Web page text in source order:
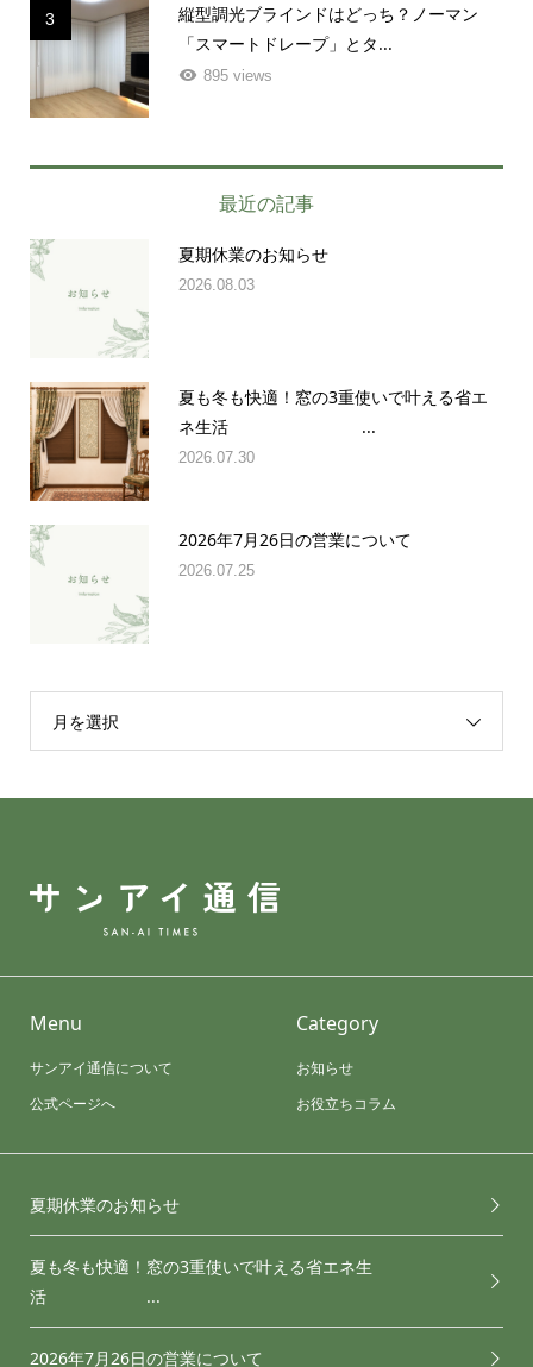
3
縦型調光ブラインドはどっち？ノーマン
「スマートドレープ」とタ...
895 views
最近の記事
夏期休業のお知らせ
2026.08.03
夏も冬も快適！窓の3重使いで叶える省エ
ネ生活 ...
2026.07.30
2026年7月26日の営業について
2026.07.25
月を選択
Menu
サンアイ通信について
公式ページへ
Category
お知らせ
お役立ちコラム
夏期休業のお知らせ
夏も冬も快適！窓の3重使いで叶える省エネ生
活 ...
2026年7月26日の営業について